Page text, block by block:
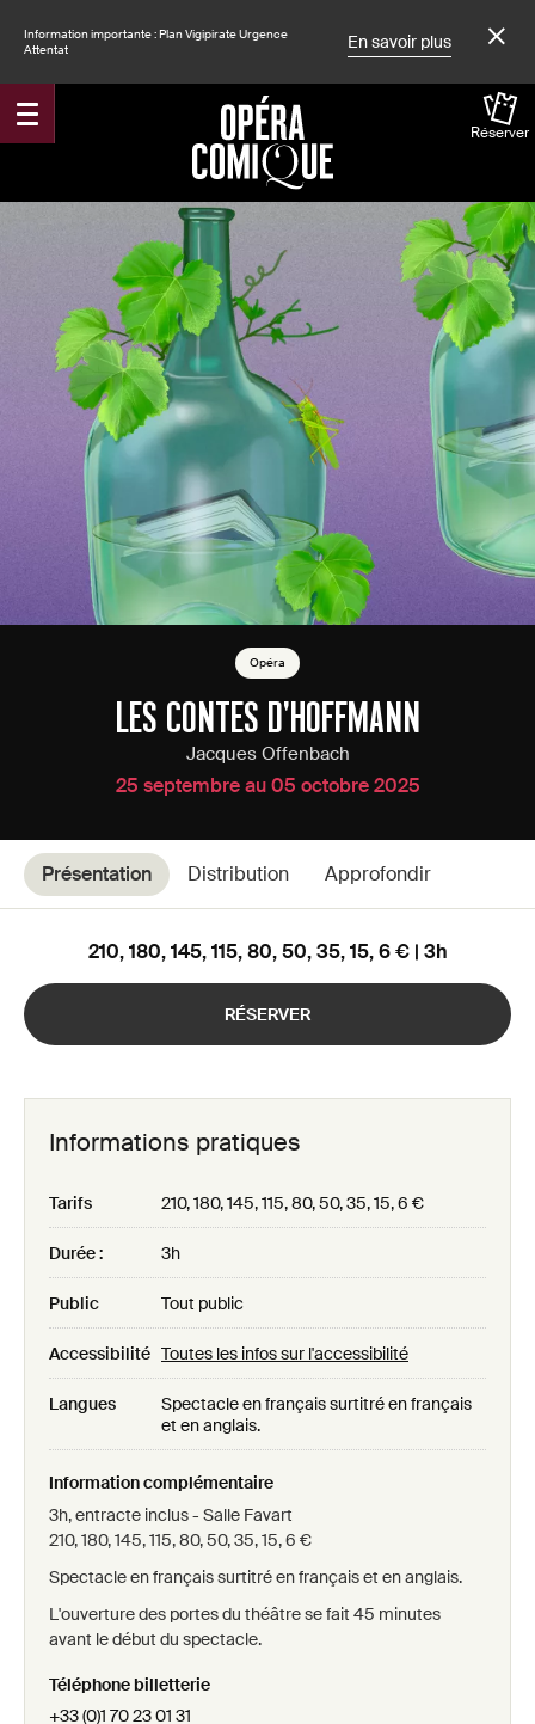
Information importante : Plan Vigipirate Urgence
Attentat
En savoir plus
Réserver
Accueil
Opéra
LES CONTES D'HOFFMANN
Jacques Offenbach
25 septembre au 05 octobre 2025
Présentation Distribution Approfondir
210, 180, 145, 115, 80, 50, 35, 15, 6 € | 3h
RÉSERVER
Informations pratiques
Tarifs 210, 180, 145, 115, 80, 50, 35, 15, 6 €
Durée : 3h
Public Tout public
Accessibilité Toutes les infos sur l'accessibilité
Langues
Spectacle en français surtitré en français
et en anglais.
Information complémentaire
3h, entracte inclus - Salle Favart
210, 180, 145, 115, 80, 50, 35, 15, 6 €
Spectacle en français surtitré en français et en anglais.
L'ouverture des portes du théâtre se fait 45 minutes
avant le début du spectacle.
Téléphone billetterie
+33 (0)1 70 23 01 31